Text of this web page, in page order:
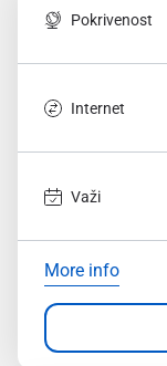
Pokrivenost
Internet
Važi
More info